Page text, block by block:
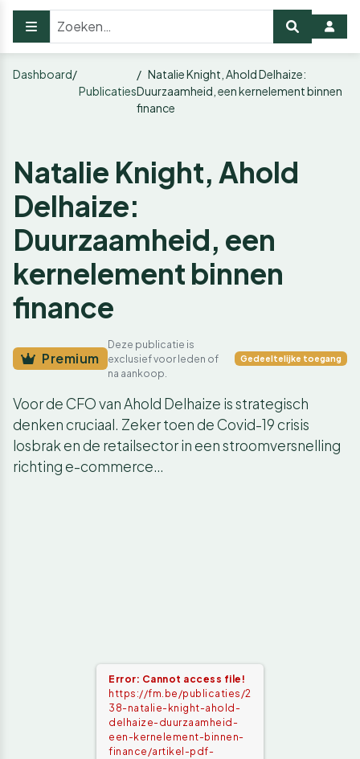
Dashboard
Publicaties
Natalie Knight, Ahold Delhaize:
Duurzaamheid, een kernelement binnen
finance
Natalie Knight, Ahold
Delhaize:
Duurzaamheid, een
kernelement binnen
finance
Premium
Deze publicatie is
exclusief voor leden of
na aankoop.
Gedeeltelijke toegang
Voor de CFO van Ahold Delhaize is strategisch
denken cruciaal. Zeker toen de Covid-19 crisis
losbrak en de retailsector in een stroomversnelling
richting e-commerce…
Error: Cannot access file!
https://fm.be/publicaties/2
38-natalie-knight-ahold-
delhaize-duurzaamheid-
een-kernelement-binnen-
finance/artikel-pdf-